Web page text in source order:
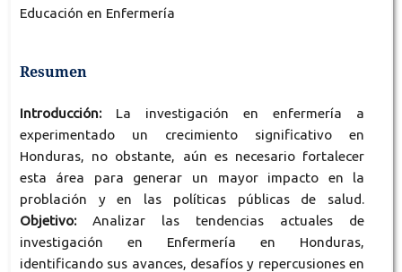
Educación en Enfermería
Resumen
Introducción:La investigación en enfermería a
experimentado un crecimiento significativo en
Honduras, no obstante, aún es necesario fortalecer
esta área para generar un mayor impacto en la
problación y en las políticas públicas de salud.
Objetivo:Analizar las tendencias actuales de
investigación en Enfermería en Honduras,
identificando sus avances, desafíos y repercusiones en